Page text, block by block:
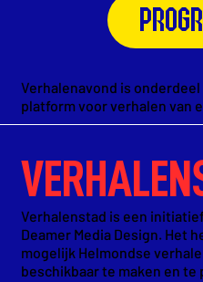
Verhalenavond is
platform voor verhalen van
Verhalenstad is een
Deamer Media Design. Het
mogelijk Helmondse
beschikbaar te maken en